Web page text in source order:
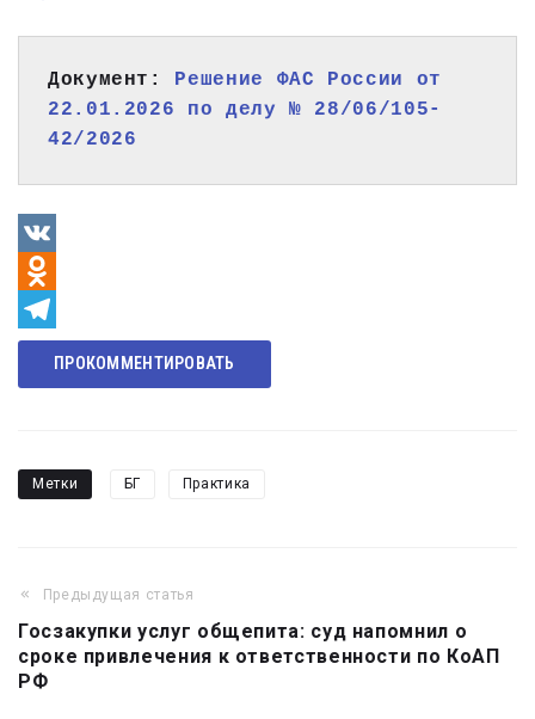
Документ: Решение ФАС России от
22.01.2026 по делу № 28/06/105-
42/2026
VK
Odnoklassniki
Telegram
ПРОКОММЕНТИРОВАТЬ
Метки БГ Практика
Навигация
по
записям
Предыдущая статья
Госзакупки услуг общепита: суд напомнил о
сроке привлечения к ответственности по КоАП
РФ